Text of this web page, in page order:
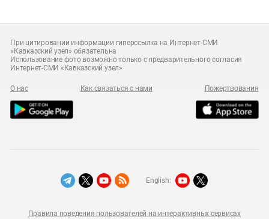
При цитировании информации гиперссылка на Интернет-СМИ
«Кавказский узел» обязательна
Использование фото возможно только с предварительного согласия
Интернет-СМИ «Кавказский узел»
О нас Как связаться с нами Пожертвования
Правила поведения пользователей на интерактивных сервисах
English: